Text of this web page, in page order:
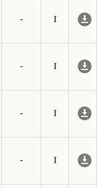
-
I
-
I
-
I
-
I